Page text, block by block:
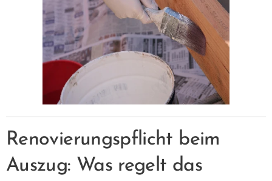
Renovierungspflicht beim
Auszug: Was regelt das